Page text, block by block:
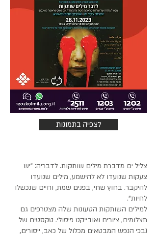
לצפיה בתמונות
צליל ים מדברת מילים שותקות. לדבריה: "יש
צעקות שנועדו לא להישמע, מילים שנועדו
להיקבר. בחוץ שחי, בפנים שמת, וחיים שנכשלו
לחיות".
למילים השותקות הטעונות שלה מצטרפים גם
תצלומים, ציורים ואובייקט פיסולי. טקסטים של
נבכי הנפש המבטאים מכלול של כאב, ייסורים,